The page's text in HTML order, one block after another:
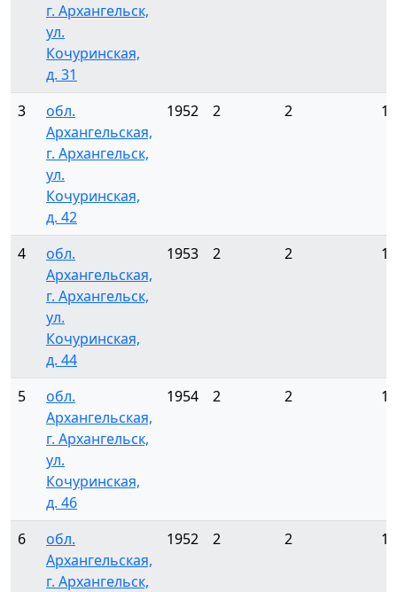
г. Архангельск,
ул.
Кочуринская,
д. 31
3
обл.
Архангельская,
г. Архангельск,
ул.
Кочуринская,
д. 42
1952 2 2 12
4
обл.
Архангельская,
г. Архангельск,
ул.
Кочуринская,
д. 44
1953 2 2 12
5
обл.
Архангельская,
г. Архангельск,
ул.
Кочуринская,
д. 46
1954 2 2 12
6
обл.
Архангельская,
г. Архангельск,
1952 2 2 12